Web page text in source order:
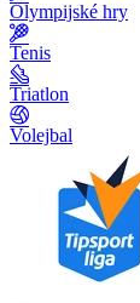
Olympijské hry
Tenis
Triatlon
Volejbal